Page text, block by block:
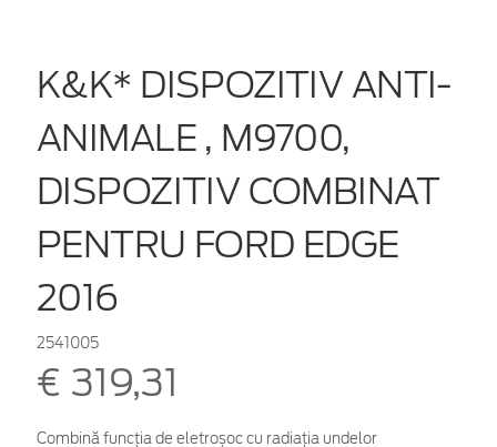
K&K* DISPOZITIV ANTI-
ANIMALE , M9700,
DISPOZITIV COMBINAT
PENTRU FORD EDGE
2016
2541005
€ 319,31
Combină funcția de eletroșoc cu radiația undelor